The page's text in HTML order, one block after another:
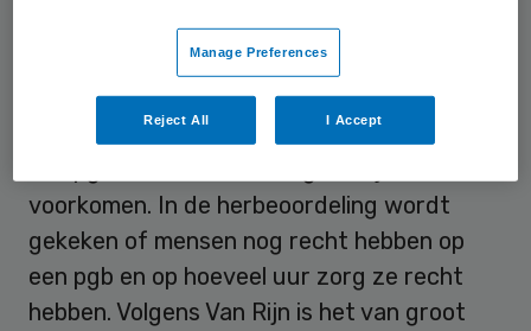
Rijn. De deadline van 1 oktober is wel nieuw.
De herbeoordeling was eerder afgesproken
en de staatssecretaris wil haast maken om
voorkomen. In de herbeoordeling wordt
gekeken of mensen nog recht hebben op
een pgb en op hoeveel uur zorg ze recht
hebben. Volgens Van Rijn is het van groot
Manage Preferences
Reject All I Accept